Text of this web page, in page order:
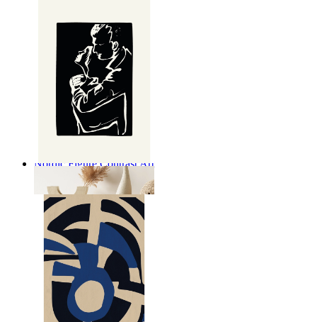
Nordic Figure Contrast Art
Ab 14,95 €